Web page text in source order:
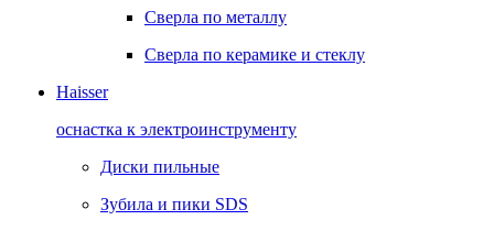
Сверла по металлу
Сверла по керамике и стеклу
Haisser
оснастка к электроинструменту
Диски пильные
Зубила и пики SDS